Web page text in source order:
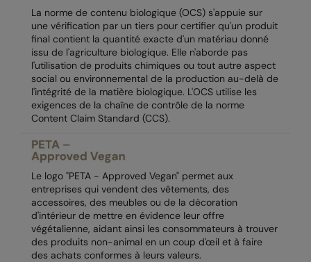
Spiro Recycled
Splashmacs
Stanley / Stella
Stanley Workwear
The Christmas Shop
Tee Jays
TheMagicTouch
Tombo
La norme de contenu biologique (OCS) s'appuie sur
une vérification par un tiers pour certifier qu'un produit
final contient la quantité exacte d'un matériau donné
issu de l'agriculture biologique. Elle n'aborde pas
l'utilisation de produits chimiques ou tout autre aspect
social ou environnemental de la production au-delà de
l'intégrité de la matière biologique. L'OCS utilise les
exigences de la chaîne de contrôle de la norme
Content Claim Standard (CCS).
Le logo "PETA - Approved Vegan" permet aux
entreprises qui vendent des vêtements, des
accessoires, des meubles ou de la décoration
d'intérieur de mettre en évidence leur offre
végétalienne, aidant ainsi les consommateurs à trouver
des produits non-animal en un coup d'œil et à faire
des achats conformes à leurs valeurs.